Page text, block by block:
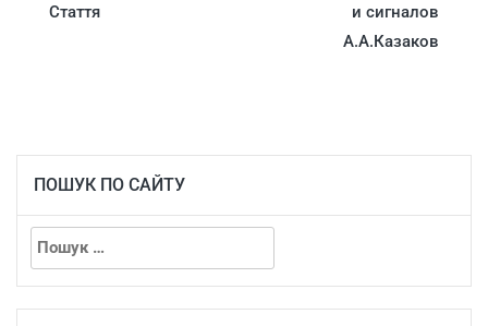
Стаття
и сигналов
А.А.Казаков
ПОШУК ПО САЙТУ